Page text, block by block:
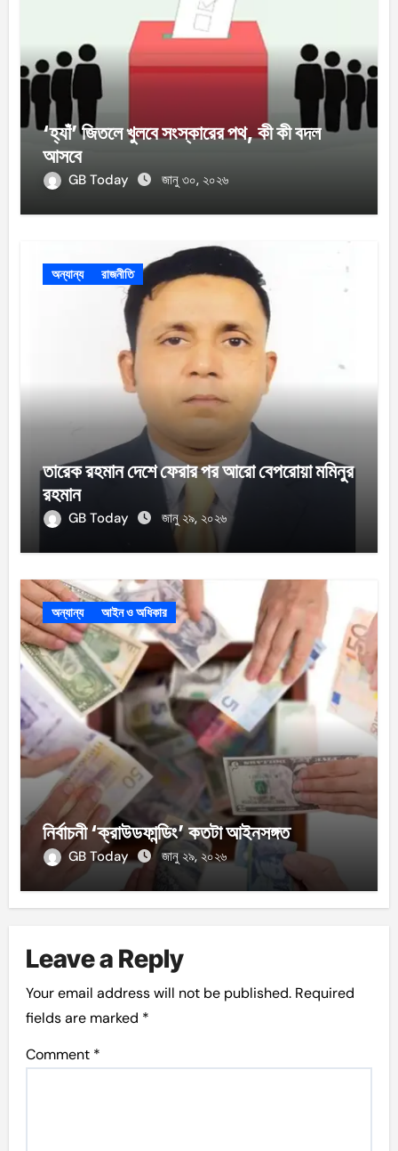
‘হ্যাঁ’ জিতলে খুলবে সংস্কারের পথ, কী কী বদল
আসবে
GB Today জানু ৩০, ২০২৬
অন্যান্য রাজনীতি
তারেক রহমান দেশে ফেরার পর আরো বেপরোয়া মমিনুর
রহমান
GB Today জানু ২৯, ২০২৬
অন্যান্য আইন ও অধিকার
নির্বাচনী ‘ক্রাউডফান্ডিং’ কতটা আইনসঙ্গত
GB Today জানু ২৯, ২০২৬
Leave a Reply
Your email address will not be published. Required
fields are marked *
Comment *